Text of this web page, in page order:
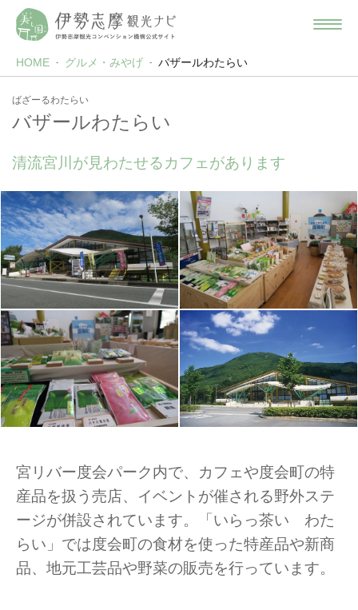
HOME グルメ・みやげ バザールわたらい
ばざーるわたらい
バザールわたらい
清流宮川が見わたせるカフェがあります
宮リバー度会パーク内で、カフェや度会町の特
産品を扱う売店、イベントが催される野外ステ
ージが併設されています。「いらっ茶い わた
らい」では度会町の食材を使った特産品や新商
品、地元工芸品や野菜の販売を行っています。